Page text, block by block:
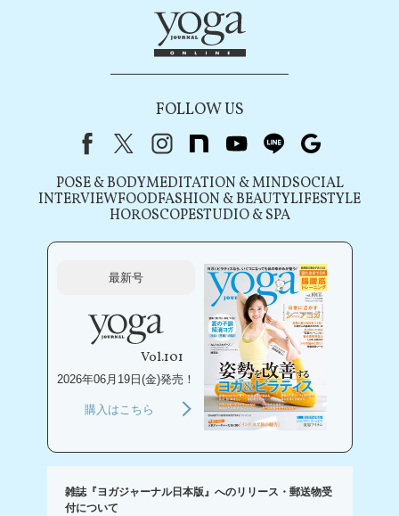
FOLLOW US
FacebookX（旧Twitter）
instagram
note youtubeline
POSE & BODYMEDITATION & MINDSOCIAL
INTERVIEWFOODFASHION & BEAUTYLIFESTYLE
HOROSCOPESTUDIO & SPA
最新号
Vol.101
2026年06月19日(金)発売！
購入はこちら
雑誌『ヨガジャーナル日本版』へのリリース・郵送物受
付について